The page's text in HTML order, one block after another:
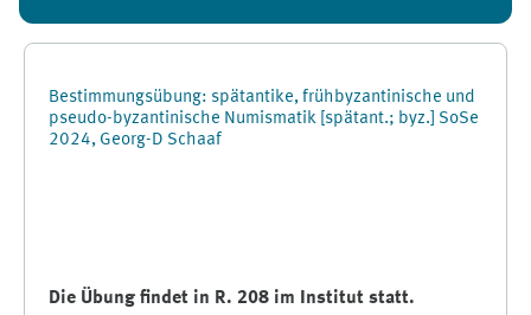
Bestimmungsübung: spätantike, frühbyzantinische und
pseudo-byzantinische Numismatik [spätant.; byz.] SoSe
2024, Georg-D Schaaf
Die Übung findet in R. 208 im Institut statt.